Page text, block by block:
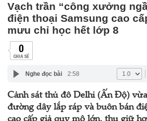
Vạch trần “công xưởng
điện thoại Samsung cao
mưu chỉ học hết lớp 8
0
CHIA SẺ
Nghe đọc bài 2:58
Cảnh sát thủ đô Delhi (Ấn Độ)
đường dây lắp ráp và buôn bán